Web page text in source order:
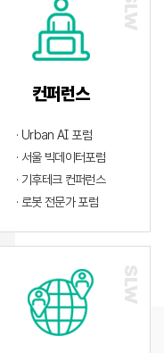
컨퍼런스
· Urban AI 포럼
· 서울 빅데이터포럼
· 기후테크 컨퍼런스
· 로봇 전문가 포럼